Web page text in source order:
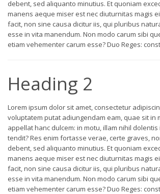
debent, sed aliquanto minutius. Et quoniam
manens aeque miser est nec diuturnitas magis
facit, non sine causa dicitur iis, qui pluribus
esse in vita manendum. Non modo carum sibi
etiam vehementer carum esse? Duo Reges:
Heading 2
Lorem ipsum dolor sit amet, consectetur
voluptatem putat adiungendam eam, quae sit in
appellat hanc dulcem: in motu, illam nihil
tendit? Res enim fortasse verae, certe graves,
debent, sed aliquanto minutius. Et quoniam
manens aeque miser est nec diuturnitas magis
facit, non sine causa dicitur iis, qui pluribus
esse in vita manendum. Non modo carum sibi
etiam vehementer carum esse? Duo Reges: